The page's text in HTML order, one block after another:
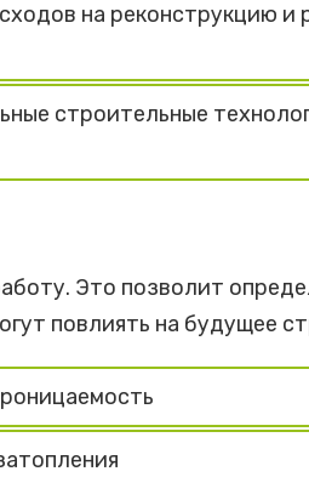
на реконструкцию и
строительные
Это позволит
повлиять на будущее